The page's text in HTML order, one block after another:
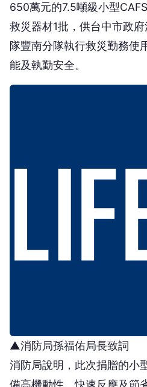
650萬元的7.5噸級小型
救災器材1批，供台中市政
隊豐南分隊執行救災勤務使
能及執勤安全。
▲消防局孫福佑局長致詞
消防局說明，此次捐贈的小
備高機動性、快速反應及節